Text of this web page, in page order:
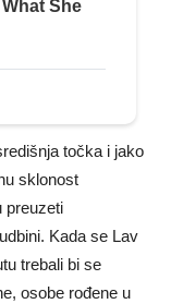
točka i jako
sklonost
preuzeti
Kada se Lav
trebali bi se
osobe rođene u